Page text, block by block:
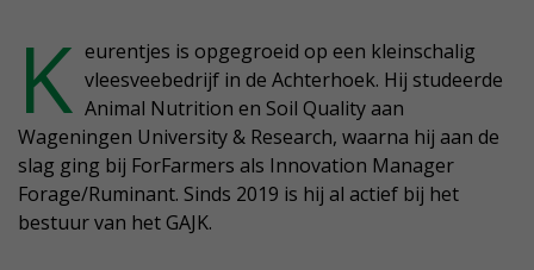
K eurentjes is opgegroeid op een kleinschalig
vleesveebedrijf in de Achterhoek. Hij studeerde
Animal Nutrition en Soil Quality aan
Wageningen University & Research, waarna hij aan de
slag ging bij ForFarmers als Innovation Manager
Forage/Ruminant. Sinds 2019 is hij al actief bij het
bestuur van het GAJK.